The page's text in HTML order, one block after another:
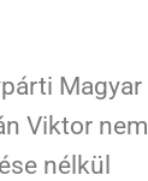
Magyar
Viktor nem
nélkül